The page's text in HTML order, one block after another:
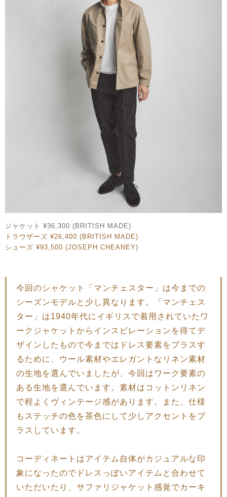
ジャケット ¥36,300 (BRITISH MADE)
トラウザーズ ¥26,400 (BRITISH MADE)
シューズ ¥93,500 (JOSEPH CHEANEY)
今回のシャケット「マンチェスター」は今までの
シーズンモデルと少し異なります。「マンチェス
ター」は1940年代にイギリスで着用されていたワ
ークジャケットからインスピレーションを得てデ
ザインしたもので今まではドレス要素をプラスす
るために、ウール素材やエレガントなリネン素材
の生地を選んでいましたが、今回はワーク要素の
ある生地を選んでいます。素材はコットンリネン
で程よくヴィンテージ感があります。また、仕様
もステッチの色を茶色にして少しアクセントをプ
ラスしています。
コーディネートはアイテム自体がカジュアルな印
象になったのでドレスっぽいアイテムと合わせて
いただいたり、サファリジャケット感覚でカーキ